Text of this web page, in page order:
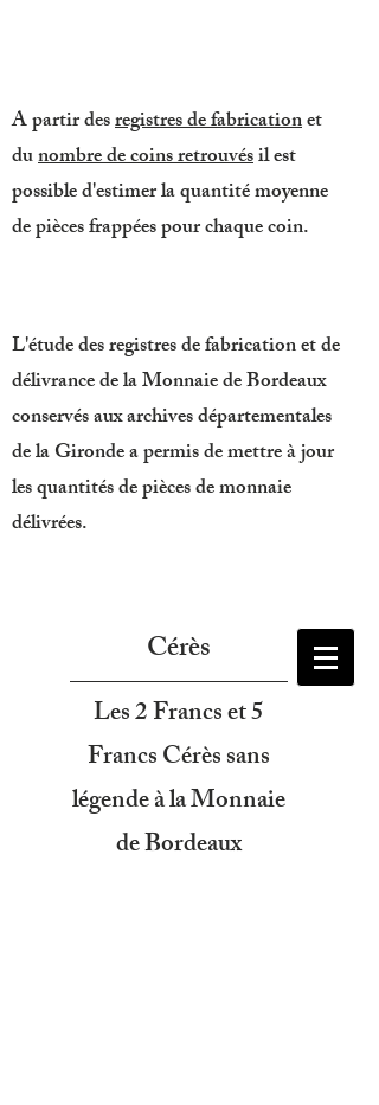
Cérès
Les 2 Francs et 5
Francs Cérès sans
légende à la Monnaie
de Bordeaux
L'étude des registres de fabrication et de
délivrance de la Monnaie de Bordeaux
conservés aux archives départementales
de la Gironde a permis de mettre à jour
les quantités de pièces de monnaie
délivrées.
A partir desregistres de fabricationet
dunombre de coins retrouvésil est
possible d'estimer la quantité moyenne
de pièces frappées pour chaque coin.